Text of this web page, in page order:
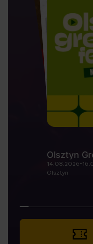
Olsztyn
14.08.2026-
Olsztyn